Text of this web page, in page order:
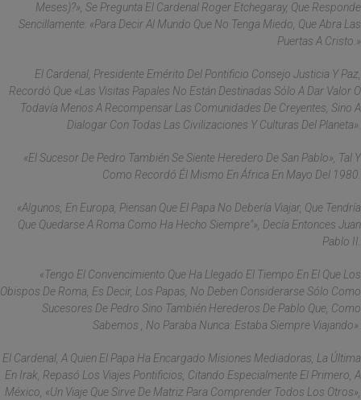
Meses)?», Se Pregunta El Cardenal Roger Etchegaray, Que Responde
Sencillamente: «Para Decir Al Mundo Que No Tenga Miedo, Que Abra Las
Puertas A Cristo.»
El Cardenal, Presidente Emérito Del Pontificio Consejo Justicia Y Paz,
Recordó Que «las Visitas Papales No Están Destinadas Sólo A Dar Valor O
Todavía Menos A Recompensar Las Comunidades De Creyentes, Sino A
Dialogar Con Todas Las Civilizaciones Y Culturas Del Planeta».
«El Sucesor De Pedro También Se Siente Heredero De San Pablo», Tal Y
Como Recordó Él Mismo En África En Mayo Del 1980.
«Algunos, En Europa, Piensan Que El Papa No Debería Viajar, Que Tendría
Que Quedarse A Roma Como Ha Hecho Siempre"», Decía Entonces Juan
Pablo II.
«Tengo El Convencimiento Que Ha Llegado El Tiempo En El Que Los
Obispos De Roma, Es Decir, Los Papas, No Deben Considerarse Sólo Como
Sucesores De Pedro Sino También Herederos De Pablo Que, Como
Sabemos , No Paraba Nunca: Estaba Siempre Viajando».
El Cardenal, A Quien El Papa Ha Encargado Misiones Mediadoras, La Última
En Irak, Repasó Los Viajes Pontificios, Citando Especialmente El Primero, A
México, «un Viaje Que Sirve De Matriz Para Comprender Todos Los Otros»,